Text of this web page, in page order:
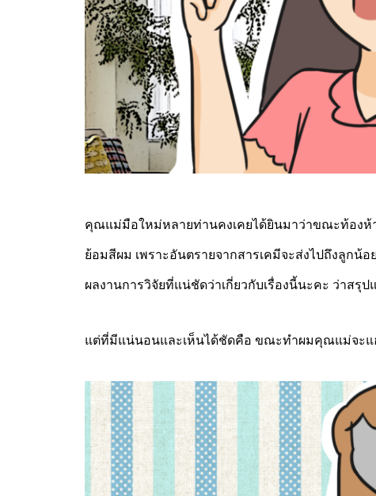
คุณแม่มือใหม่หลายท่านคงเคยได้ยินมาว่าขณะท้องห้
ย้อมสีผม เพราะอันตรายจากสารเคมีจะส่งไปถึงลูกน้
ผลงานการวิจัยที่แน่ชัดว่าเกี่ยวกับเรื่องนี้นะคะ ว่าสรุป
แต่ที่มีแน่นอนและเห็นได้ชัดคือ ขณะทำผมคุณแม่จะแ